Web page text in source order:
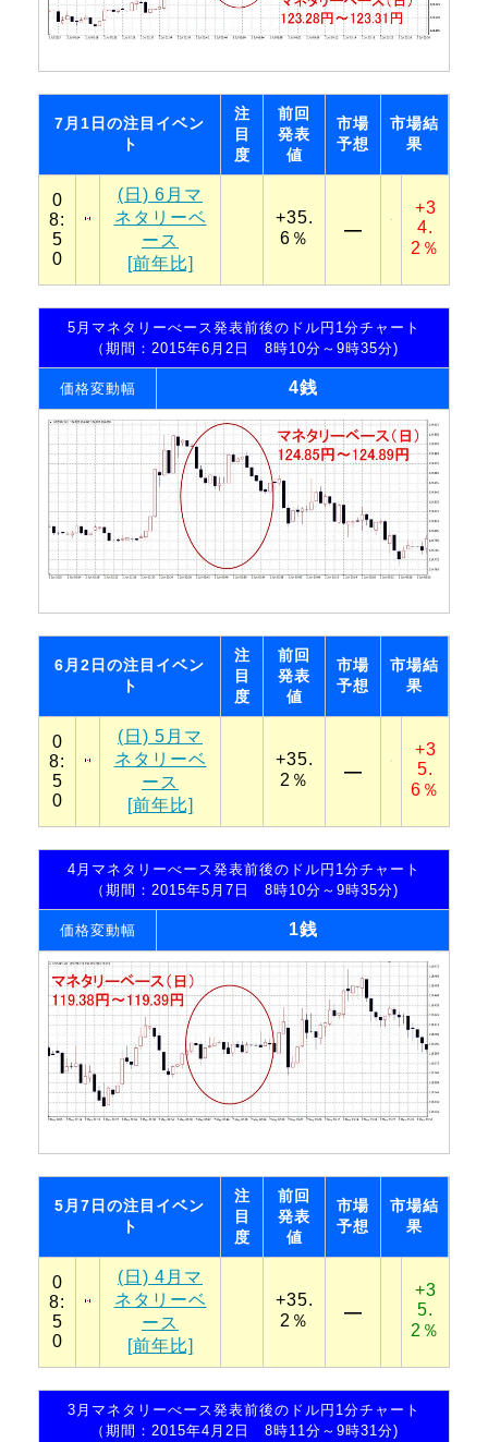
7月1日の注目イベン
ト
注
目
度
前回
発表
値
市場
予想
市場結
果
0
8:
5
0
(日) 6月マ
ネタリーベ
ース
[前年比]
+35.
6％
―
+3
4.
2％
5月マネタリーべース発表前後のドル円1分チャート
（期間：2015年6月2日 8時10分～9時35分)
価格変動幅 4銭
6月2日の注目イベン
ト
注
目
度
前回
発表
値
市場
予想
市場結
果
0
8:
5
0
(日) 5月マ
ネタリーベ
ース
[前年比]
+35.
2％
―
+3
5.
6％
4月マネタリーべース発表前後のドル円1分チャート
（期間：2015年5月7日 8時10分～9時35分)
価格変動幅 1銭
5月7日の注目イベン
ト
注
目
度
前回
発表
値
市場
予想
市場結
果
0
8:
5
0
(日) 4月マ
ネタリーベ
ース
[前年比]
+35.
2％
―
+3
5.
2％
3月マネタリーべース発表前後のドル円1分チャート
（期間：2015年4月2日 8時11分～9時31分)